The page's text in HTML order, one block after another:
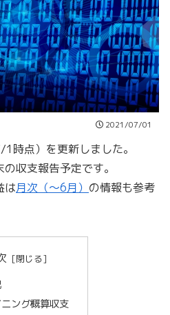
2021/07/01
点）を更新しました。
収支報告予定です。
は月次（～6月） の情報も参考
ング概算収支